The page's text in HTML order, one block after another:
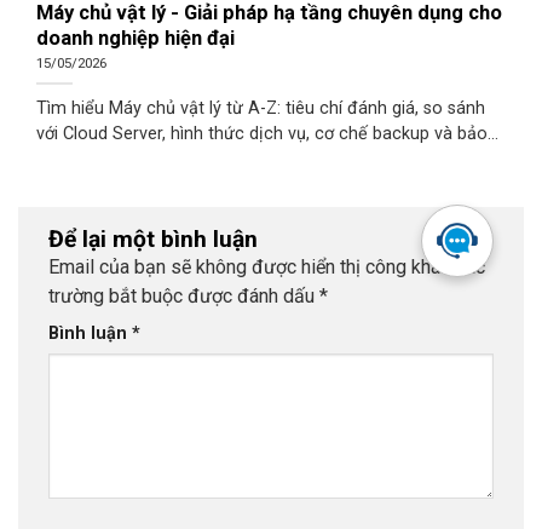
Máy chủ vật lý - Giải pháp hạ tầng chuyên dụng cho
doanh nghiệp hiện đại
15/05/2026
Tìm hiểu Máy chủ vật lý từ A-Z: tiêu chí đánh giá, so sánh
với Cloud Server, hình thức dịch vụ, cơ chế backup và bảo
Để lại một bình luận
Email của bạn sẽ không được hiển thị công khai.
Các
trường bắt buộc được đánh dấu *
Bình luận *